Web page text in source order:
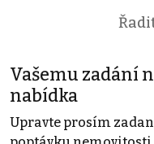
Vašemu zadání
nabídka
Upravte prosím